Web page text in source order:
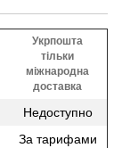
Укрпошта
тільки
міжнародна
доставка
Недоступно
За тарифами